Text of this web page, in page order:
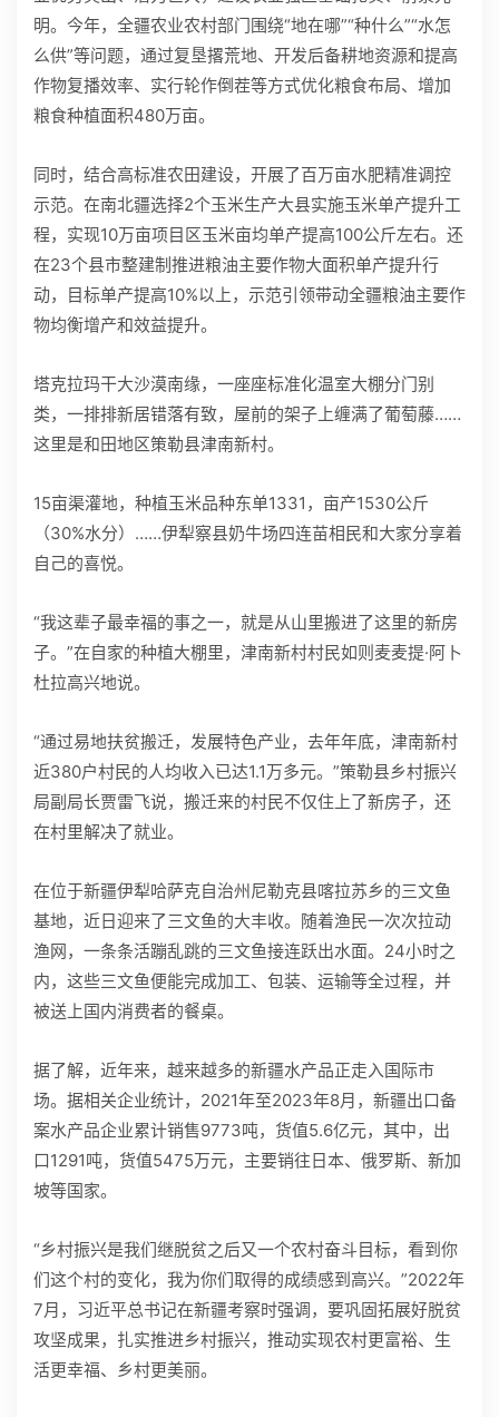
明。今年，全疆农业农村部门围绕“地在哪”“种什么”“水怎
么供”等问题，通过复垦撂荒地、开发后备耕地资源和提高
作物复播效率、实行轮作倒茬等方式优化粮食布局、增加
粮食种植面积480万亩。
同时，结合高标准农田建设，开展了百万亩水肥精准调控
示范。在南北疆选择2个玉米生产大县实施玉米单产提升工
程，实现10万亩项目区玉米亩均单产提高100公斤左右。还
在23个县市整建制推进粮油主要作物大面积单产提升行
动，目标单产提高10%以上，示范引领带动全疆粮油主要作
物均衡增产和效益提升。
塔克拉玛干大沙漠南缘，一座座标准化温室大棚分门别
类，一排排新居错落有致，屋前的架子上缠满了葡萄藤……
这里是和田地区策勒县津南新村。
15亩渠灌地，种植玉米品种东单1331，亩产1530公斤
（30%水分）……伊犁察县奶牛场四连苗相民和大家分享着
自己的喜悦。
“我这辈子最幸福的事之一，就是从山里搬进了这里的新房
子。”在自家的种植大棚里，津南新村村民如则麦麦提·阿卜
杜拉高兴地说。
“通过易地扶贫搬迁，发展特色产业，去年年底，津南新村
近380户村民的人均收入已达1.1万多元。”策勒县乡村振兴
局副局长贾雷飞说，搬迁来的村民不仅住上了新房子，还
在村里解决了就业。
在位于新疆伊犁哈萨克自治州尼勒克县喀拉苏乡的三文鱼
基地，近日迎来了三文鱼的大丰收。随着渔民一次次拉动
渔网，一条条活蹦乱跳的三文鱼接连跃出水面。24小时之
内，这些三文鱼便能完成加工、包装、运输等全过程，并
被送上国内消费者的餐桌。
据了解，近年来，越来越多的新疆水产品正走入国际市
场。据相关企业统计，2021年至2023年8月，新疆出口备
案水产品企业累计销售9773吨，货值5.6亿元，其中，出
口1291吨，货值5475万元，主要销往日本、俄罗斯、新加
坡等国家。
“乡村振兴是我们继脱贫之后又一个农村奋斗目标，看到你
们这个村的变化，我为你们取得的成绩感到高兴。”2022年
7月，习近平总书记在新疆考察时强调，要巩固拓展好脱贫
攻坚成果，扎实推进乡村振兴，推动实现农村更富裕、生
活更幸福、乡村更美丽。